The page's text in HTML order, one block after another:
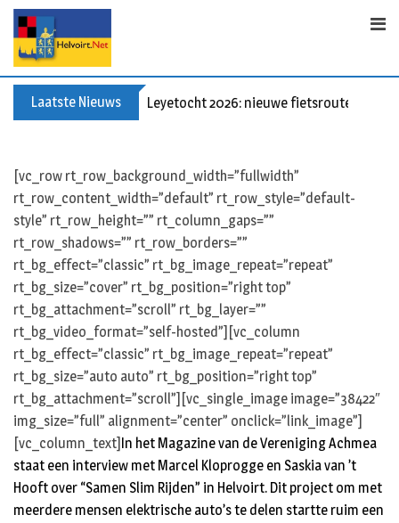
p
Laatste Nieuws Leyetocht 2026: nieuwe fietsroutes
[vc_row rt_row_background_width=”fullwidth”
rt_row_content_width=”default” rt_row_style=”default-
style” rt_row_height=”” rt_column_gaps=””
rt_row_shadows=”” rt_row_borders=””
rt_bg_effect=”classic” rt_bg_image_repeat=”repeat”
rt_bg_size=”cover” rt_bg_position=”right top”
rt_bg_attachment=”scroll” rt_bg_layer=””
rt_bg_video_format=”self-hosted”][vc_column
rt_bg_effect=”classic” rt_bg_image_repeat=”repeat”
rt_bg_size=”auto auto” rt_bg_position=”right top”
rt_bg_attachment=”scroll”][vc_single_image image=”38422″
img_size=”full” alignment=”center” onclick=”link_image”]
[vc_column_text] In het Magazine van de Vereniging Achmea
staat een interview met Marcel Kloprogge en Saskia van ’t
Hooft over “Samen Slim Rijden” in Helvoirt. Dit project om met
meerdere mensen elektrische auto’s te delen startte ruim een